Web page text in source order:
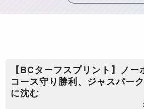
【BCターフスプリント】ノ
コース守り勝利、ジャスパー
に沈む